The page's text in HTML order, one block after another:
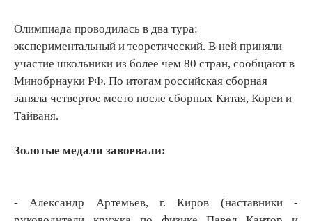
Олимпиада проводилась в два тура:
экспериментальный и теоретический. В ней приняли
участие школьники из более чем 80 стран, сообщают в
Минобрнауки РФ. По итогам российская сборная
заняла четвертое место после сборных Китая, Кореи и
Тайваня.
Золотые медали завоевали:
- Александр Артемьев, г. Киров (наставники -